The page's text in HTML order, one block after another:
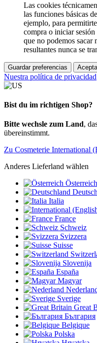
Las cookies
las funciones básicas
ejemplo, para
compra o iniciar
que no podemos sacar
resultantes nunca se
Guardar preferencias
Nuestra política de privacidad
Bist du im richtigen Shop?
Bitte wechsle zum Land,
übereinstimmt.
Zu Cosmeterie International
Anderes Lieferland wählen
Österreich
Italia
France
Schweiz
Svizzera
Suisse
Slovenija
España
Magyar
Sverige
Great
България
Belgique
Polska